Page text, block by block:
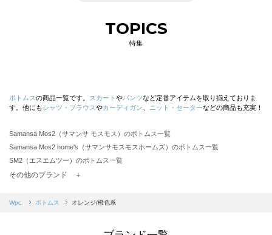
TOPICS
特集
ボトムスの商品一覧です。 スカート やパンツなど定番アイテムを取り揃えておりま
す。他にもシャツ・ブラウスやカーディガン ニット・セーターなどの商品も充実！
Samansa Mos2（サマンサ モスモス）のボトムス一覧
Samansa Mos2 home's（サマンサモスモスホームズ）のボトムス一覧
SM2（エスエムツー）のボトムス一覧
TSUHARU by Samansa Mos2（ツハルバイサマンサモスモス）のボトムス一覧
Samansa Mos2 blue（サマンサモスモス ブルー）のボトムス一覧
その他のブランド ＋
Wpc. ボトムス オレンジ/橙色系